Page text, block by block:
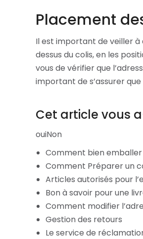
Placement
Il est important de veiller à
dessus du colis, en les
vous de vérifier que
important de s’assurer
Cet article vous
ouiNon
Comment bien emballer
Comment Préparer un
Articles autorisés pour
Bon à savoir pour une
Comment modifier
Gestion des retours
Le service de